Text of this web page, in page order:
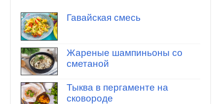
Гавайская смесь
Жареные шампиньоны со
сметаной
Тыква в пергаменте на
сковороде